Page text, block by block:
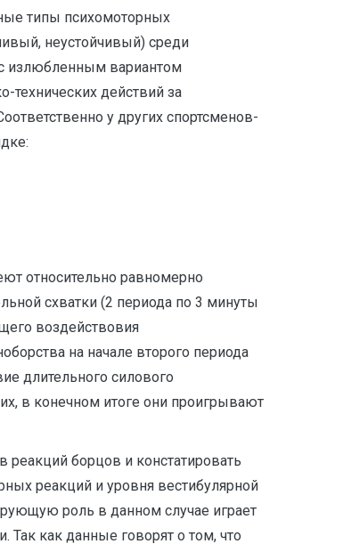
типы психомоторных
неустойчивый) среди
излюбленным вариантом
технических действий за
у других спортсменов-
относительно равномерно
схватки (2 периода по 3 минуты
воздействовия
на начале второго периода
длительного силового
в конечном итоге они проигрывают
реакций борцов и констатировать
реакций и уровня вестибулярной
роль в данном случае играет
как данные говорят о том, что